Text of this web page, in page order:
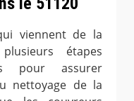
viennent de la
étapes
pour assurer
nettoyage de la